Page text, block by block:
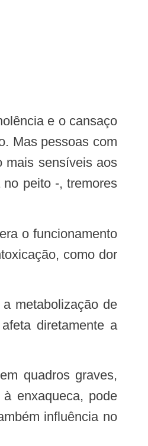
Mas pessoas com
mais sensíveis aos
peito -, tremores
como dor
diretamente a
enxaqueca, pode
influência no